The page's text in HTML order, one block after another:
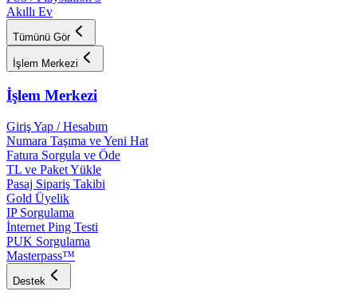
Akıllı Ev
Tümünü Gör
İşlem Merkezi
İşlem Merkezi
Giriş Yap / Hesabım
Numara Taşıma ve Yeni Hat
Fatura Sorgula ve Öde
TL ve Paket Yükle
Pasaj Sipariş Takibi
Gold Üyelik
IP Sorgulama
İnternet Ping Testi
PUK Sorgulama
Masterpass™
Destek